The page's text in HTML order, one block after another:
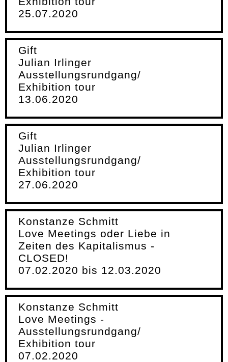
25.07.2020
Gift
Julian Irlinger
Ausstellungsrundgang/
Exhibition tour
13.06.2020
Gift
Julian Irlinger
Ausstellungsrundgang/
Exhibition tour
27.06.2020
Konstanze Schmitt
Love Meetings oder Liebe in
Zeiten des Kapitalismus -
CLOSED!
07.02.2020 bis 12.03.2020
Konstanze Schmitt
Love Meetings -
Ausstellungsrundgang/
Exhibition tour
07.02.2020